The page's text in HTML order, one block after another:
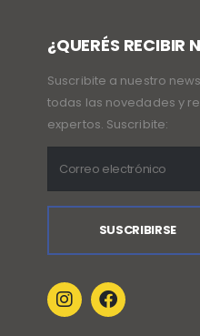
¿QUERÉS RECIBIR
Suscribite a nuestro
todas las novedades y
expertos. Suscribite: